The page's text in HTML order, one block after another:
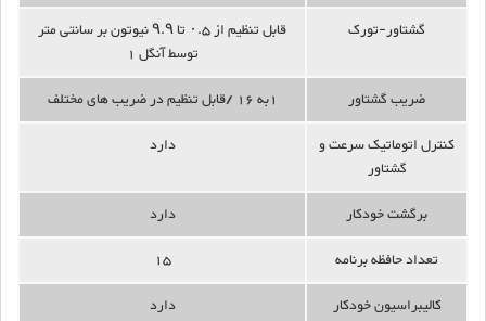
گشتاور-تورک
قابل تنظیم از ۰.۵ تا ۹.۹ نیوتون بر سانتی متر
توسط آنگل 1
ضریب گشتاور
1به 16 /قابل تنظیم در ضریب های مختلف
کنترل اتوماتیک سرعت و
گشتاور
دارد
برگشت خودکار
دارد
تعداد حافظه برنامه
15
کالیبراسیون خودکار
دارد